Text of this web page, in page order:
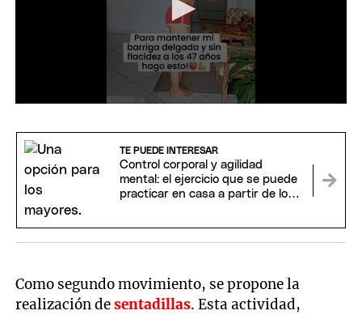
of
33
TE PUEDE INTERESAR
Control corporal y agilidad
mental: el ejercicio que se puede
practicar en casa a partir de los
Como segundo movimiento, se propone la
realización desentadillas. Esta actividad,